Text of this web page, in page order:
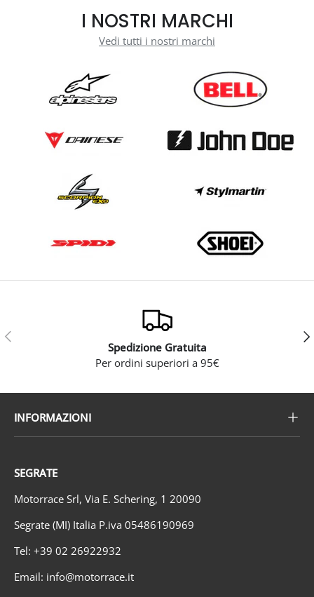
I NOSTRI MARCHI
Vedi tutti i nostri marchi
Indietro
Spedizione Gratuita
Per ordini superiori a 95€
INFORMAZIONI
SEGRATE
Motorrace Srl, Via E. Schering, 1 20090
Segrate (MI) Italia P.iva 05486190969
Tel: +39 02 26922932
Email: info@motorrace.it